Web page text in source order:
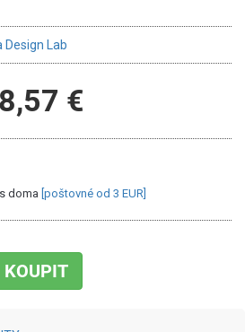
Design Lab
€
doma [poštovné od 3 EUR]
KOUPIT